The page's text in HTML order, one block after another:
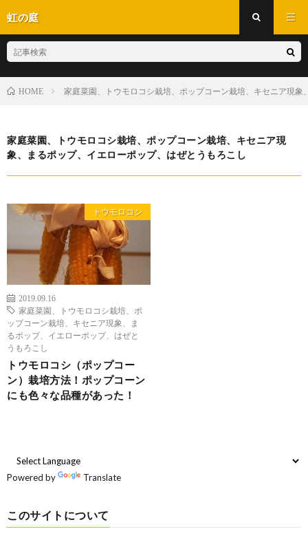
虹の庭
HOME 家庭菜園、トウモロコシ栽培、ポップコーン栽培、キセニア現
家庭菜園、トウモロコシ栽培、ポップコーン栽培、キセニア現
象、まるポップ、イエローポップ、はぜとうもろこし
トウモロコシ
2019.09.16
家庭菜園、トウモロコシ栽培、ポ
ップコーン栽培、キセニア現象、ま
るポップ、イエローポップ、はぜと
うもろこし
トウモロコシ（ポップコー
ン）栽培方法！ポップコーン
にも色々な品種があった！
Powered by Translate
このサイトについて